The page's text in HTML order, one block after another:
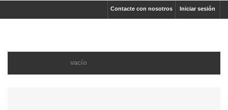
Iniciar sesión
Contacte con nosotros
vacío